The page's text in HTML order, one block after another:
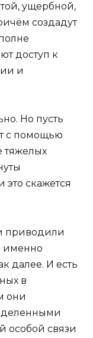
ущербной,
создадут
доступ к
и
Но пусть
с помощью
тяжелых
это скажется
приводили
именно
далее. И есть
в
они
особой связи